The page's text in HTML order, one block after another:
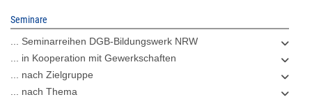
Seminare
... Seminarreihen DGB-Bildungswerk NRW
... in Kooperation mit Gewerkschaften
... nach Zielgruppe
... nach Thema